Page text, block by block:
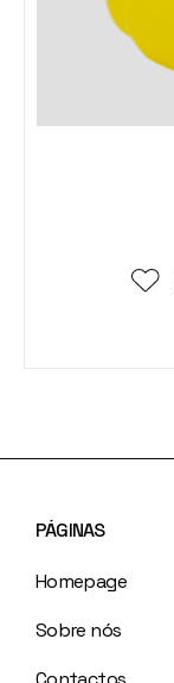
PÁGINAS
Homepage
Sobre nós